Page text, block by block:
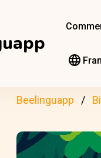
Beelinguapp